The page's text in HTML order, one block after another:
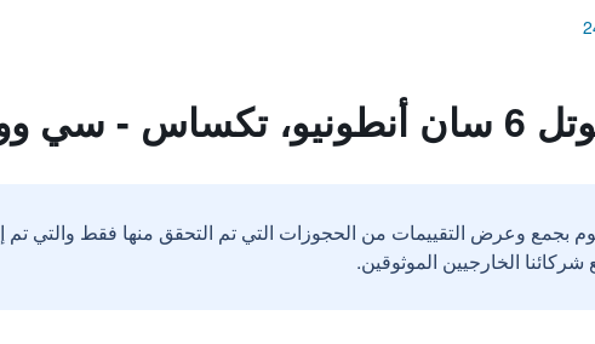
نورث
بجمع وعرض التقييمات من الحجوزات التي تم التحقق منها فقط والتي